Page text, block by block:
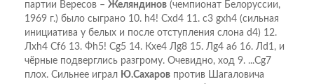
партии Вересов – Желяндинов (чемпионат Белоруссии,
1969 г.) было сыграно 10. h4! Схd4 11. с3 gхh4 (сильная
инициатива у белых и после отступления слона d4) 12.
Лхh4 Сf6 13. Фh5! Сg5 14. Кхе4 Лg8 15. Лg4 а6 16. Лd1, и
чёрные подверглись разгрому. Очевидно, ход 9. ...Сg7
плох. Сильнее играл Ю.Сахаров против Шагаловича